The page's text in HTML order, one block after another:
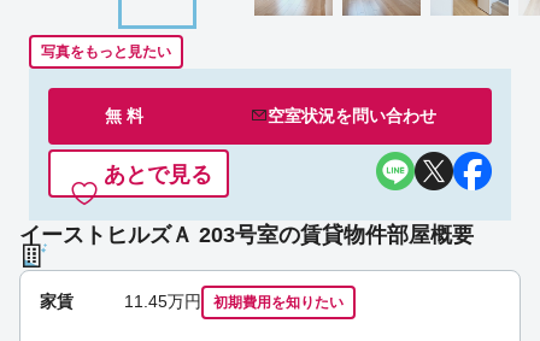
写真をもっと見たい
無 料 空室状況を問い合わせ
あとで見る
イーストヒルズＡ 203号室の賃貸物件部屋概要
家賃 11.45万円 初期費用を知りたい